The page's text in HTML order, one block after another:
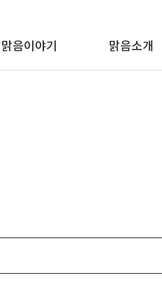
맑음이야기 맑음소개